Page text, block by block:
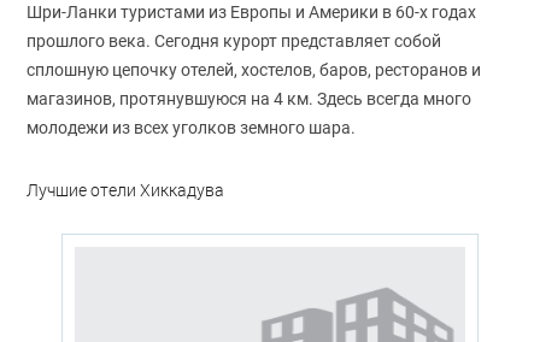
Шри-Ланки туристами из Европы и Америки в 60-х годах
прошлого века. Сегодня курорт представляет собой
сплошную цепочку отелей, хостелов, баров, ресторанов и
магазинов, протянувшуюся на 4 км. Здесь всегда много
молодежи из всех уголков земного шара.
Лучшие отели Хиккадува